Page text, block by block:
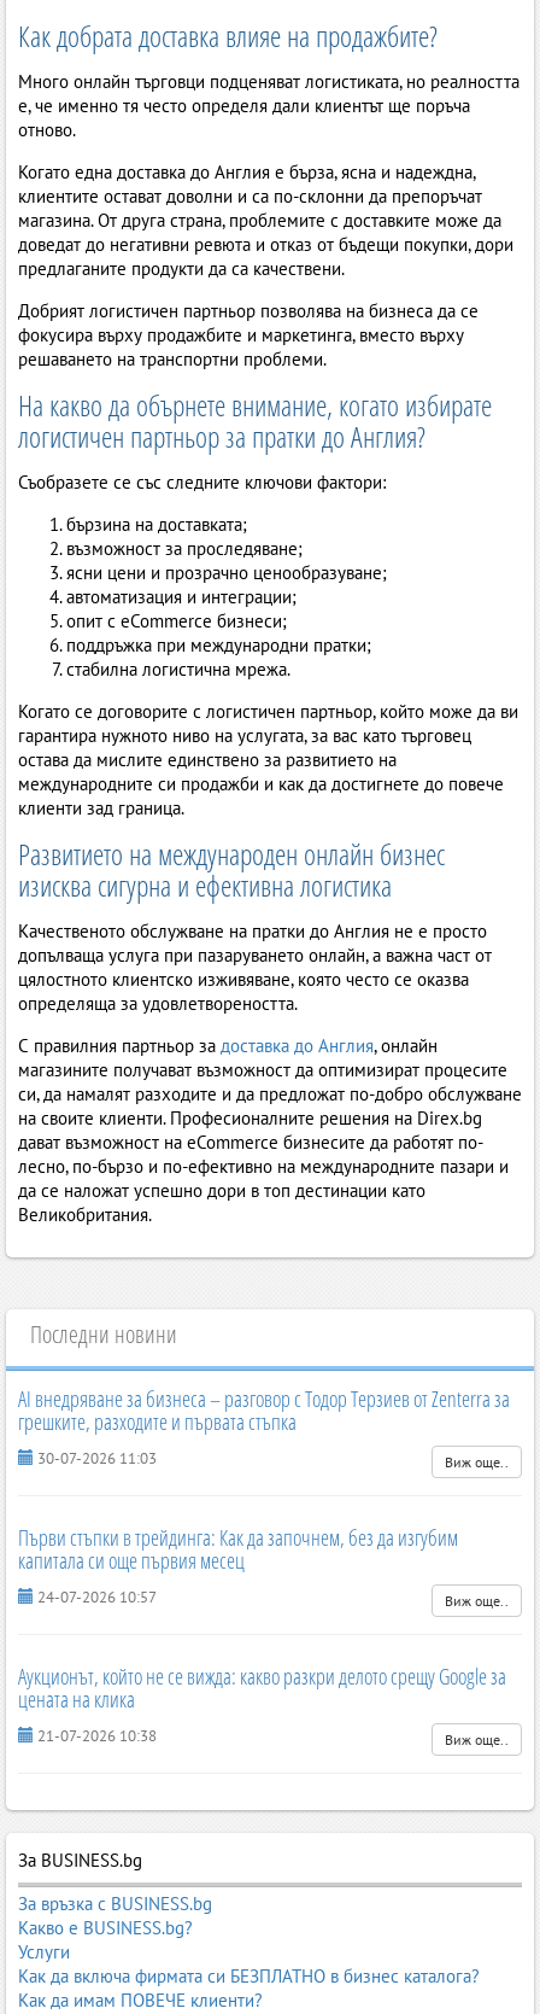
Как добрата доставка влияе на продажбите?
Много онлайн търговци подценяват логистиката, но реалността
е, че именно тя често определя дали клиентът ще поръча
отново.
Когато една доставка до Англия е бърза, ясна и надеждна,
клиентите остават доволни и са по-склонни да препоръчат
магазина. От друга страна, проблемите с доставките може да
доведат до негативни ревюта и отказ от бъдещи покупки, дори
предлаганите продукти да са качествени.
Добрият логистичен партньор позволява на бизнеса да се
фокусира върху продажбите и маркетинга, вместо върху
решаването на транспортни проблеми.
На какво да обърнете внимание, когато избирате
логистичен партньор за пратки до Англия?
Съобразете се със следните ключови фактори:
бързина на доставката;
възможност за проследяване;
ясни цени и прозрачно ценообразуване;
автоматизация и интеграции;
опит с eCommerce бизнеси;
поддръжка при международни пратки;
стабилна логистична мрежа.
Когато се договорите с логистичен партньор, който може да ви
гарантира нужното ниво на услугата, за вас като търговец
остава да мислите единствено за развитието на
международните си продажби и как да достигнете до повече
клиенти зад граница.
Развитието на международен онлайн бизнес
изисква сигурна и ефективна логистика
Качественото обслужване на пратки до Англия не е просто
допълваща услуга при пазаруването онлайн, а важна част от
цялостното клиентско изживяване, която често се оказва
определяща за удовлетвореността.
С правилния партньор за доставка до Англия, онлайн
магазините получават възможност да оптимизират процесите
си, да намалят разходите и да предложат по-добро обслужване
на своите клиенти. Професионалните решения на Direx.bg
дават възможност на eCommerce бизнесите да работят по-
лесно, по-бързо и по-ефективно на международните пазари и
да се наложат успешно дори в топ дестинации като
Великобритания.
Последни новини
AI внедряване за бизнеса – разговор с Тодор Терзиев от Zenterra за
грешките, разходите и първата стъпка
30-07-2026 11:03 Виж още..
Първи стъпки в трейдинга: Как да започнем, без да изгубим
капитала си още първия месец
24-07-2026 10:57 Виж още..
Аукционът, който не се вижда: какво разкри делото срещу Google за
цената на клика
21-07-2026 10:38 Виж още..
За BUSINESS.bg
За връзка с BUSINESS.bg
Какво е BUSINESS.bg?
Услуги
Как да включа фирмата си БЕЗПЛАТНО в бизнес каталога?
Как да имам ПОВЕЧЕ клиенти?